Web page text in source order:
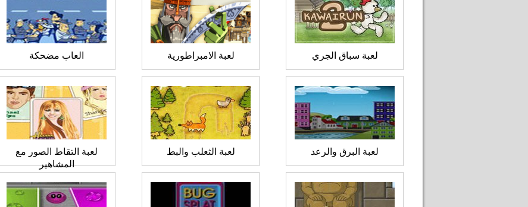
لعبة سباق الجري لعبة الامبراطورية العاب مضحكة
لعبة البرق والرعد لعبة الثعلب والبط
لعبة التقاط الصور مع
المشاهير